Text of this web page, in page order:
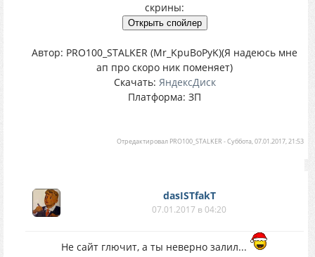
скрины:
Автор: PRO100_STALKER (Mr_KpuBoPyK)(Я надеюсь мне
ап про скоро ник поменяет)
Скачать: ЯндексДиск
Платформа: ЗП
Отредактировал PRO100_STALKER -Суббота, 07.01.2017, 21:53
dasISTfakT
07.01.2017 в 04:20
Не сайт глючит, а ты неверно залил...